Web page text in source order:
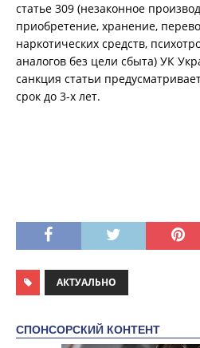
статье 309 (незаконное
приобретение, хранение,
наркотических средств,
аналогов без цели сбыта) УК
санкция статьи
срок до 3-х лет.
АКТУАЛЬНО